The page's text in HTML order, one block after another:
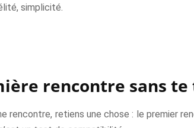
simplicité.
rencontre sans
rencontre, retiens une chose : le premier